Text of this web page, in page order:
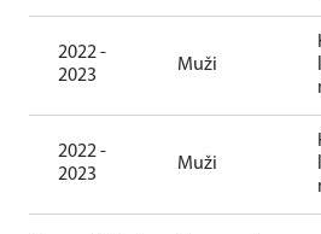
2022 -
2023
Muži
2022 -
2023
Muži